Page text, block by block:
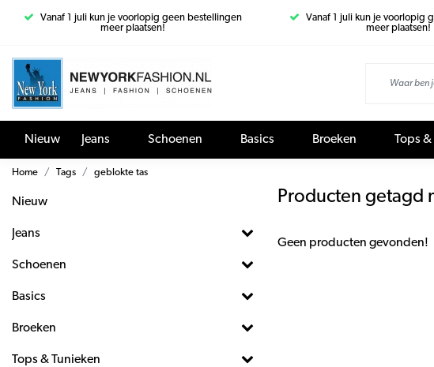
Vanaf 1 juli kun je voorlopig geen bestellingen
meer plaatsen!
Vanaf 1 juli kun je voorlopig
meer plaatsen!
Nieuw Jeans Schoenen Basics Broeken Tops &
Home Tags geblokte tas
Nieuw
Jeans
Schoenen
Basics
Broeken
Tops & Tunieken
Producten getagd
Geen producten gevonden!